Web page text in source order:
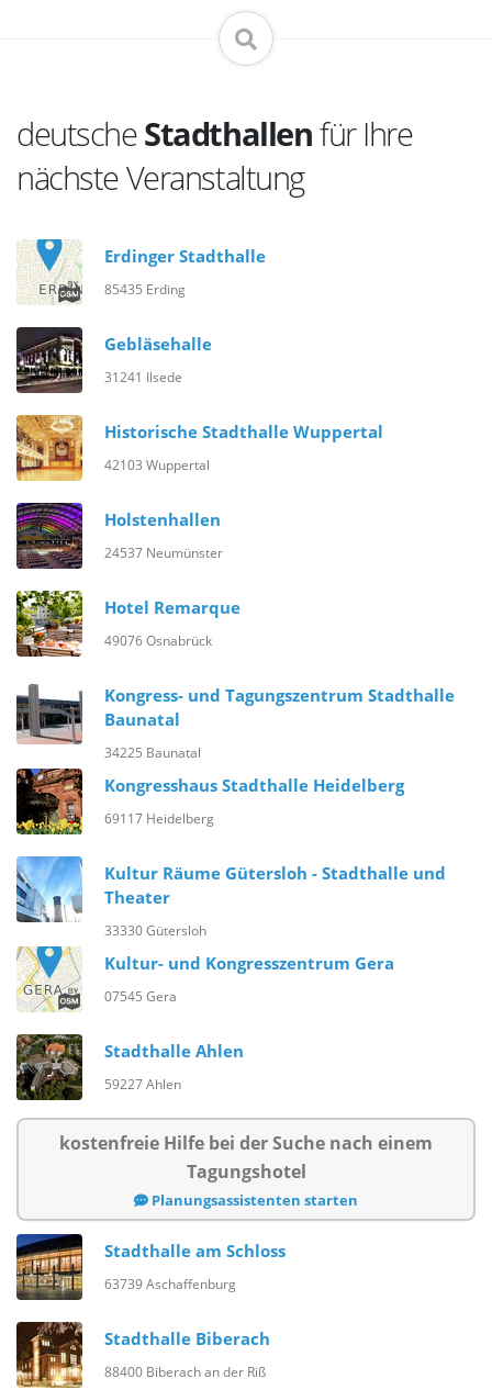
deutscheStadthallenfür Ihre
nächste Veranstaltung
Erdinger Stadthalle
85435 Erding
Gebläsehalle
31241 Ilsede
Historische Stadthalle Wuppertal
42103 Wuppertal
Holstenhallen
24537 Neumünster
Hotel Remarque
49076 Osnabrück
Kongress- und Tagungszentrum Stadthalle
Baunatal
34225 Baunatal
Kongresshaus Stadthalle Heidelberg
69117 Heidelberg
Kultur Räume Gütersloh - Stadthalle und
Theater
33330 Gütersloh
Kultur- und Kongresszentrum Gera
07545 Gera
Stadthalle Ahlen
59227 Ahlen
kostenfreie Hilfe bei der Suche nach einem
Tagungshotel
Planungsassistenten starten
Stadthalle am Schloss
63739 Aschaffenburg
Stadthalle Biberach
88400 Biberach an der Riß